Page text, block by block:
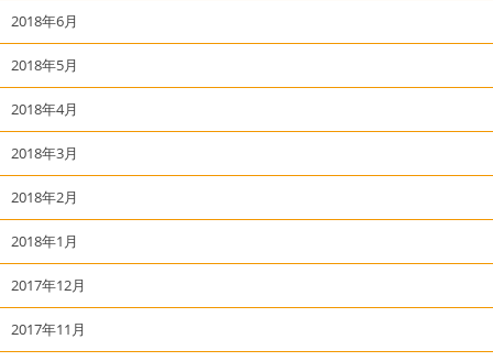
2018年6月
2018年5月
2018年4月
2018年3月
2018年2月
2018年1月
2017年12月
2017年11月